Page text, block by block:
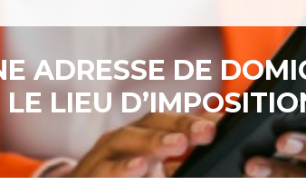
ADRESSE DE
LE LIEU